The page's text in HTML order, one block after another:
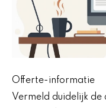
Offerte-informatie
Vermeld duidelijk